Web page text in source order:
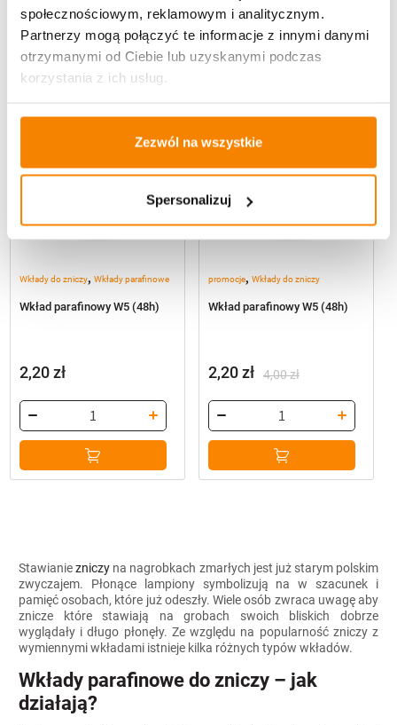
społecznościowym, reklamowym i analitycznym.
Partnerzy mogą połączyć te informacje z innymi danymi
otrzymanymi od Ciebie lub uzyskanymi podczas
korzystania z ich usług.
Zezwól na wszystkie
Spersonalizuj
Wkłady do zniczy, Wkłady parafinowe
Wkład parafinowy W5 (48h)
2,20zł
promocje, Wkłady do zniczy
Wkład parafinowy W5 (48h)
-44%
4,00zł
cena
wynosiła:
2,20zł
cena
wynosi:
Stawianiezniczy na nagrobkach zmarłych jest już starym polskim
zwyczajem. Płonące lampiony symbolizują na w szacunek i
pamięć osobach, które już odeszły. Wiele osób zwraca uwagę aby
znicze które stawiają na grobach swoich bliskich dobrze
wyglądały i długo płonęły. Ze względu na popularność zniczy z
wymiennymi wkładami istnieje kilka różnych typów wkładów.
Wkłady parafinowe do zniczy – jak
działają?